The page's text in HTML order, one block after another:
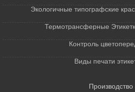
Экологичные типографские
Термотрансферные
Контроль
Виды печати
Производство